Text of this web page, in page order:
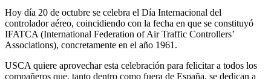
Hoy día 20 de octubre se celebra el Día Internacional del
controlador aéreo, coincidiendo con la fecha en que se constituyó
IFATCA (International Federation of Air Traffic Controllers’
Associations), concretamente en el año 1961.
USCA quiere aprovechar esta celebración para felicitar a todos los
compañeros que, tanto dentro como fuera de España, se dedican a